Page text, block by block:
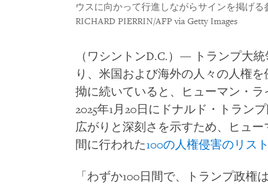
ウスに向かって行進しながらサインを掲げる
RICHARD PIERRIN/AFP via Getty Images
（ワシントンD.C.）― トランプ大
り、米国および海外の人々の人権
拗に続いていると、ヒューマン・ラ
2025年1月20日にドナルド・トラン
広がりと深刻さを示すため、ヒュ
間に行われた100の人権侵害のリスト
「わずか100日間で、トランプ政